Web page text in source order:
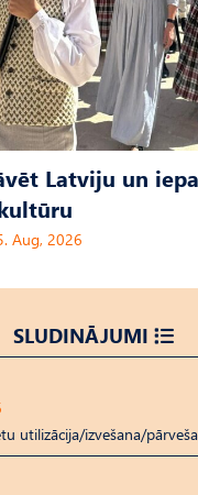
Latviju un
Aug, 2026
SLUDINĀJUMI
utilizācija/izvešana/